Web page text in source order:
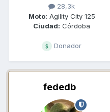
28,3k
Moto: Agility City 125
Ciudad: Córdoba
Donador
fededb